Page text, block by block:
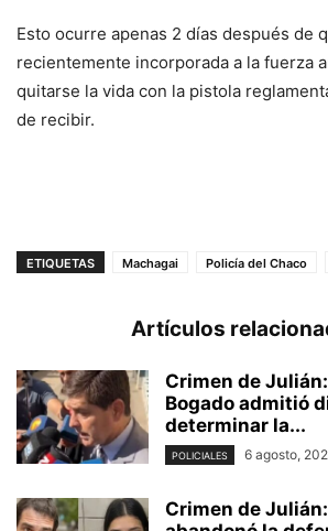
Esto ocurre apenas 2 días después de
recientemente incorporada a la fuerza
quitarse la vida con la pistola
de recibir.
ETIQUETAS Machagai Policía del Chaco
Artículos
Crimen de
Bogado admitió
determinar la...
POLICIALES 6 agosto,
Crimen de